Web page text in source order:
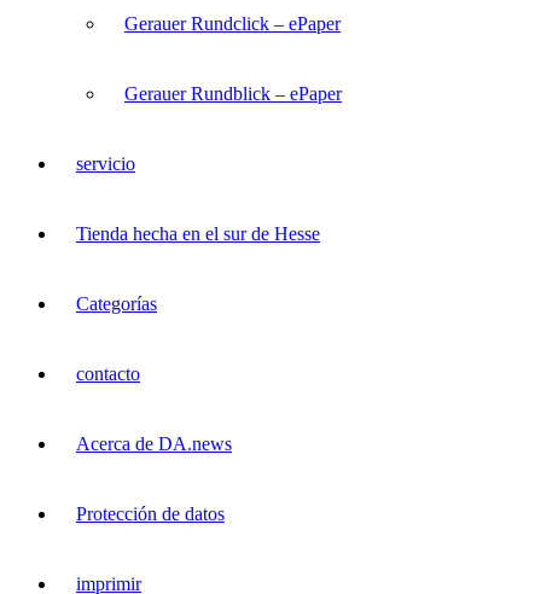
Gerauer Rundclick – ePaper
Gerauer Rundblick – ePaper
servicio
Tienda hecha en el sur de Hesse
Categorías
contacto
Acerca de DA.news
Protección de datos
imprimir